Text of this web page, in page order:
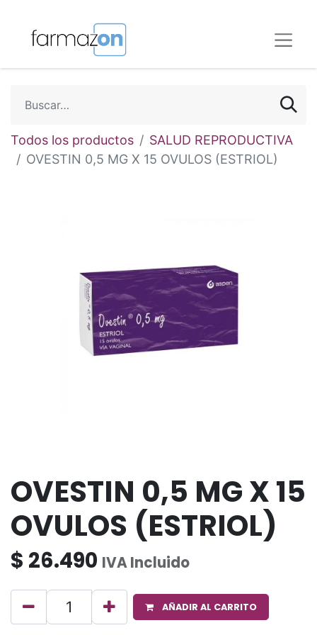
Todos los productos
SALUD REPRODUCTIVA
OVESTIN 0,5 MG X 15 OVULOS (ESTRIOL)
OVESTIN 0,5 MG X 15
OVULOS (ESTRIOL)
$ 26.490 IVA Incluido
AÑADIR AL CARRITO